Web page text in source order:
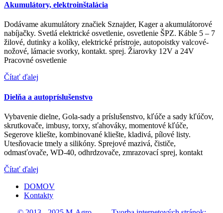
Akumulátory, elektroinštalácia
Dodávame akumulátory značiek Sznajder, Kager a akumulátorové
nabíjačky. Svetlá elektrické osvetlenie, osvetlenie ŠPZ. Káble 5 – 7
žilové, dutinky a kolíky, elektrické prístroje, autopoistky valcové-
nožové, lámacie svorky, kontakt. sprej. Žiarovky 12V a 24V
Pracovné osvetlenie
Čítať ďalej
Dielňa a autopríslušenstvo
Vybavenie dielne, Gola-sady a príslušenstvo, kľúče a sady kľúčov,
skrutkovače, imbusy, torxy, sťahováky, momentové kľúče,
Segerove kliešte, kombinované kliešte, kladivá, pílové listy.
Utesňovacie tmely a silikóny. Sprejové mazivá, čističe,
odmasťovače, WD-40, odhrdzovače, zmrazovací sprej, kontakt
Čítať ďalej
DOMOV
Kontakty